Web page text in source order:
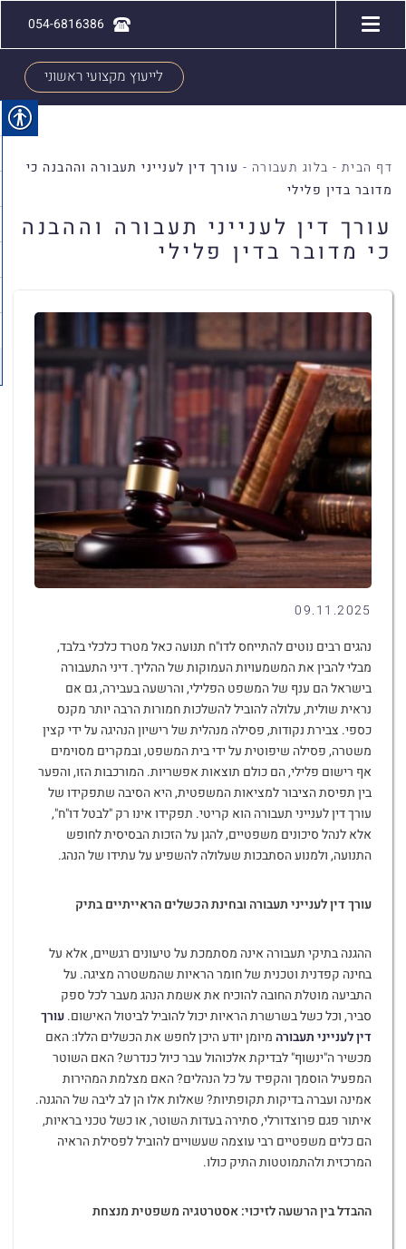
054-6816386
לייעוץ מקצועי ראשוני
דף הבית - בלוג תעבורה - עורך דין לענייני תעבורה וההבנה כי
מדובר בדין פלילי
עורך דין לענייני תעבורה וההבנה
כי מדובר בדין פלילי
09.11.2025
נהגים רבים נוטים להתייחס לדו"ח תנועה כאל מטרד כלכלי בלבד,
מבלי להבין את המשמעויות העמוקות של ההליך. דיני התעבורה
בישראל הם ענף של המשפט הפלילי, והרשעה בעבירה, גם אם
נראית שולית, עלולה להוביל להשלכות חמורות הרבה יותר מקנס
כספי. צבירת נקודות, פסילה מנהלית של רישיון הנהיגה על ידי קצין
משטרה, פסילה שיפוטית על ידי בית המשפט, ובמקרים מסוימים
אף רישום פלילי, הם כולם תוצאות אפשריות. המורכבות הזו, והפער
בין תפיסת הציבור למציאות המשפטית, היא הסיבה שתפקידו של
עורך דין לענייני תעבורה הוא קריטי. תפקידו אינו רק "לבטל דו"ח",
אלא לנהל סיכונים משפטיים, להגן על הזכות הבסיסית לחופש
התנועה, ולמנוע הסתבכות שעלולה להשפיע על עתידו של הנהג.
עורך דין לענייני תעבורה ובחינת הכשלים הראייתיים בתיק
ההגנה בתיקי תעבורה אינה מסתמכת על טיעונים רגשיים, אלא על
בחינה קפדנית וטכנית של חומר הראיות שהמשטרה מציגה. על
התביעה מוטלת החובה להוכיח את אשמת הנהג מעבר לכל ספק
סביר, וכל כשל בשרשרת הראיות יכול להוביל לביטול האישום.עורך
דין לענייני תעבורה מיומן יודע היכן לחפש את הכשלים הללו: האם
מכשיר ה"ינשוף" לבדיקת אלכוהול עבר כיול כנדרש? האם השוטר
המפעיל הוסמך והקפיד על כל הנהלים? האם מצלמת המהירות
אמינה ועברה בדיקות תקופתיות? שאלות אלו הן לב ליבה של ההגנה.
איתור פגם פרוצדורלי, סתירה בעדות השוטר, או כשל טכני בראיות,
הם כלים משפטיים רבי עוצמה שעשויים להוביל לפסילת הראיה
המרכזית ולהתמוטטות התיק כולו.
ההבדל בין הרשעה לזיכוי: אסטרטגיה משפטית מנצחת